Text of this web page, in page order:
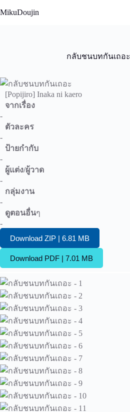
to
MikuDoujin
กลับชนบทกันเถอะ
[Popijiro] Inaka ni kaero
จากเรื่อง
-
ตัวละคร
-
ป้ายกำกับ
-
ผู้แต่ง/ผู้วาด
-
กลุ่มงาน
-
ดูตอนอื่นๆ
-
Download ZIP | 6.81 MB
Download PDF | 7.01 MB